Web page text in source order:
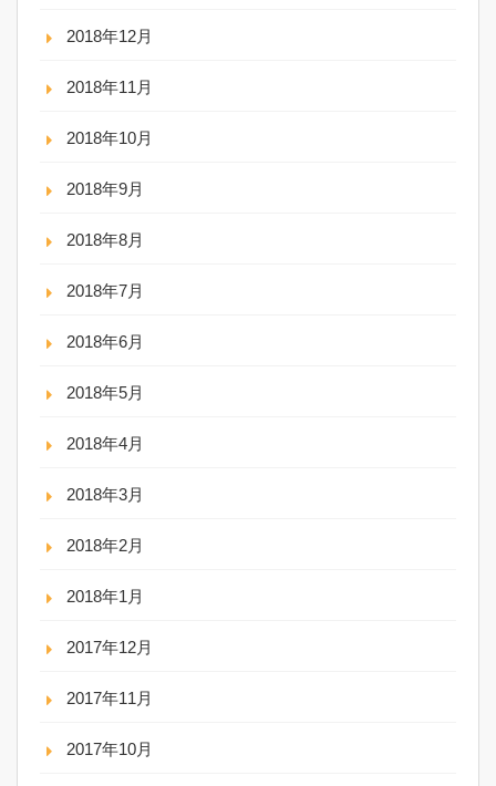
2018年12月
2018年11月
2018年10月
2018年9月
2018年8月
2018年7月
2018年6月
2018年5月
2018年4月
2018年3月
2018年2月
2018年1月
2017年12月
2017年11月
2017年10月